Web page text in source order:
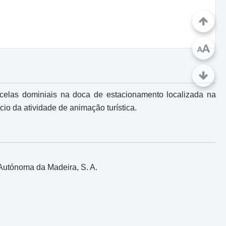
dominiais na doca de estacionamento localizada na
da atividade de animação turística.
AA